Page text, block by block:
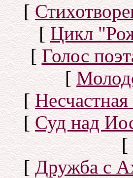
[
[Цикл
[Голос
[
[
[Суд над
[
[Дружба с